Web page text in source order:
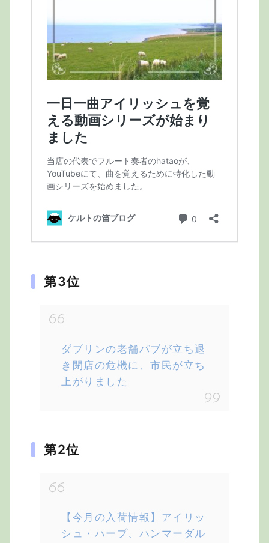
第3位
ダブリンの老舗パブが立ち退
き閉店の危機に、市民が立ち
上がりました
第2位
【今月の入荷情報】アイリッ
シュ・ハープ、ハンマーダル